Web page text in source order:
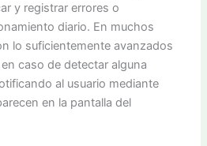
y registrar errores o
diario. En muchos
lo suficientemente avanzados
caso de detectar alguna
al usuario mediante
en la pantalla del